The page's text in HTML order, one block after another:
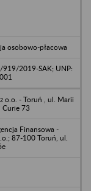
osobowo-płacowa
2019-SAK; UNP:
o.o. - Toruń , ul. Marii
Curie 73
Finansowa -
87-100 Toruń, ul.